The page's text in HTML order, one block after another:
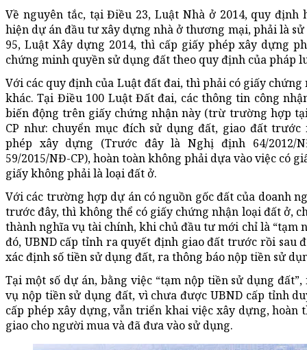
Về nguyên tắc, tại Điều 23, Luật Nhà ở 2014, quy
hiện dự án đầu tư xây dựng nhà ở thương mại, phải là
95, Luật Xây dựng 2014, thì cấp giấy phép xây dựng
chứng minh quyền sử dụng đất theo quy định của pháp
Với các quy định của Luật đất đai, thì phải có giấy
khác. Tại Điều 100 Luật Đất đai, các thông tin công
biến động trên giấy chứng nhận này (trừ trường hợp
CP như: chuyển mục đích sử dụng đất, giao đất
phép xây dựng (Trước đây là Nghị định 64/2012/
59/2015/NĐ-CP), hoàn toàn không phải dựa vào việc có
giấy không phải là loại đất ở.
Với các trường hợp dự án có nguồn gốc đất của doanh
trước đây, thì không thể có giấy chứng nhận loại đất ở,
thành nghĩa vụ tài chính, khi chủ đầu tư mới chỉ là “tạm
đó, UBND cấp tỉnh ra quyết định giao đất trước rồi sau
xác định số tiền sử dụng đất, ra thông báo nộp tiền sử
Tại một số dự án, bằng việc “tạm nộp tiền sử dụng
vụ nộp tiền sử dụng đất, vì chưa được UBND cấp tỉnh
cấp phép xây dựng, vẫn triển khai việc xây dựng, hoàn
giao cho người mua và đã đưa vào sử dụng.